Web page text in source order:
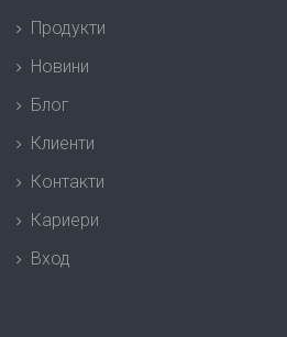
Продукти
Новини
Блог
Клиенти
Контакти
Кариери
Вход